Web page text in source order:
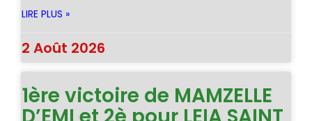
LIRE PLUS »
2 Août 2026
1ère victoire de MAMZELLE